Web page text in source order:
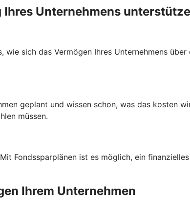
Unternehmens
sich das Vermögen Ihres Unternehmens
geplant und wissen schon, was das kosten
müssen.
Fondssparplänen ist es möglich, ein
Ihrem Unternehmen